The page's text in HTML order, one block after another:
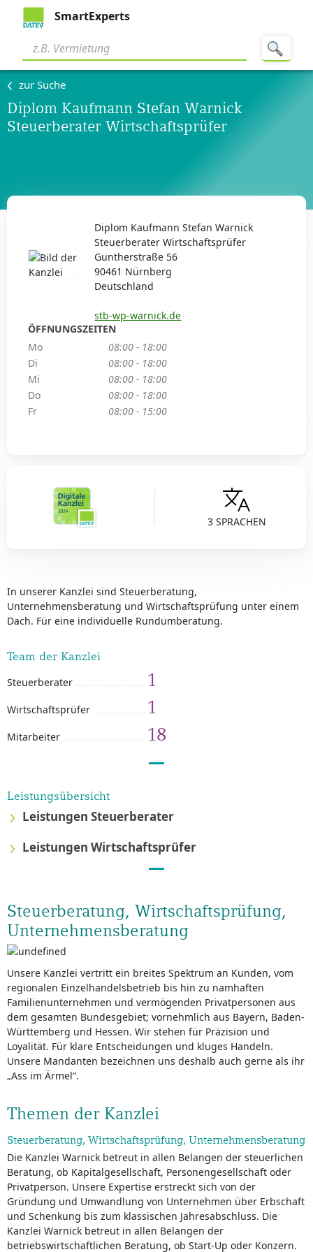
SmartExperts
zur Suche
Diplom Kaufmann Stefan Warnick
Steuerberater Wirtschaftsprüfer
3 SPRACHEN
In unserer Kanzlei sind Steuerberatung,
Unternehmensberatung und Wirtschaftsprüfung unter einem
Dach. Für eine individuelle Rundumberatung.
Team der Kanzlei
Steuerberater 1
Wirtschaftsprüfer 1
Mitarbeiter 18
Leistungsübersicht
Leistungen Steuerberater
Leistungen Wirtschaftsprüfer
Steuerberatung, Wirtschaftsprüfung,
Unternehmensberatung
Unsere Kanzlei vertritt ein breites Spektrum an Kunden, vom
regionalen Einzelhandelsbetrieb bis hin zu namhaften
Familienunternehmen und vermögenden Privatpersonen aus
dem gesamten Bundesgebiet; vornehmlich aus Bayern, Baden-
Württemberg und Hessen. Wir stehen für Präzision und
Loyalität. Für klare Entscheidungen und kluges Handeln.
Unsere Mandanten bezeichnen uns deshalb auch gerne als ihr
„Ass im Ärmel“.
Themen der Kanzlei
Steuerberatung, Wirtschaftsprüfung, Unternehmensberatung
Die Kanzlei Warnick betreut in allen Belangen der steuerlichen
Beratung, ob Kapitalgesellschaft, Personengesellschaft oder
Privatperson. Unsere Expertise erstreckt sich von der
Gründung und Umwandlung von Unternehmen über Erbschaft
und Schenkung bis zum klassischen Jahresabschluss. Die
Kanzlei Warnick betreut in allen Belangen der
betriebswirtschaftlichen Beratung, ob Start-Up oder Konzern.
Diplom Kaufmann Stefan Warnick
Steuerberater Wirtschaftsprüfer
Guntherstraße 56
90461 Nürnberg
Deutschland
stb-wp-warnick.de
ÖFFNUNGSZEITEN
Mo
08:00 - 18:00
Di
08:00 - 18:00
Mi
08:00 - 18:00
Do
08:00 - 18:00
Fr
08:00 - 15:00